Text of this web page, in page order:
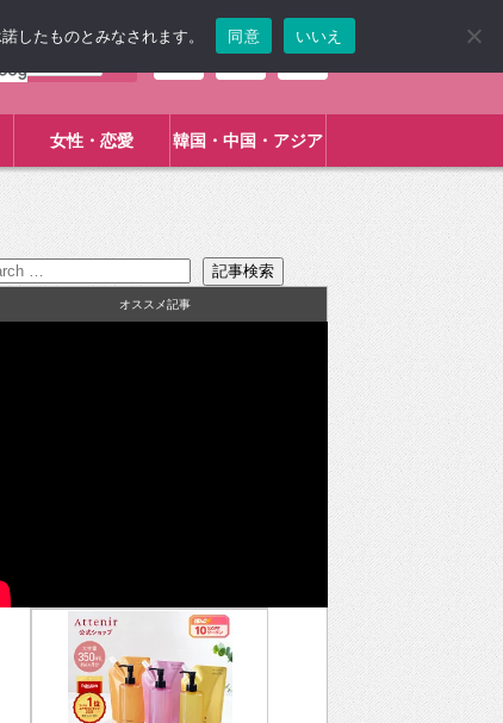
女性・恋愛 韓国・中国・アジア
オススメ記事
したものとみなされます。 同意 いいえ